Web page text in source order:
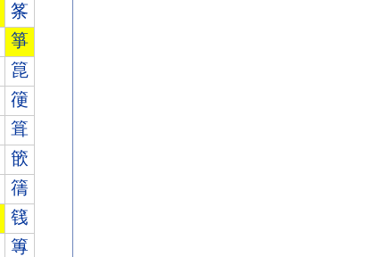
筿
箏
箟
箯
箿
篏
篟
篯
篿